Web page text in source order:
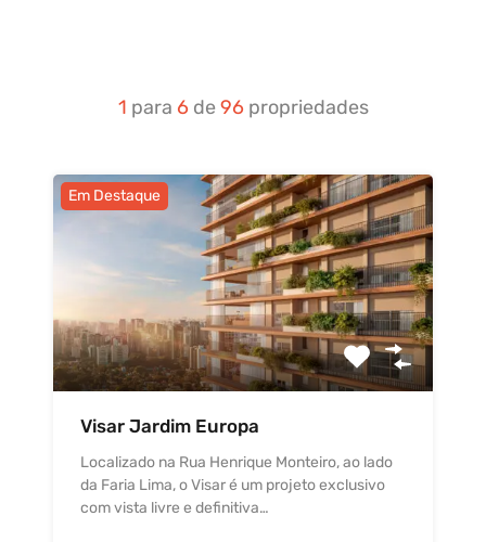
1 para 6 de96 propriedades
Em Destaque
Visar Jardim Europa
Localizado na Rua Henrique Monteiro, ao lado
da Faria Lima, o Visar é um projeto exclusivo
com vista livre e definitiva…